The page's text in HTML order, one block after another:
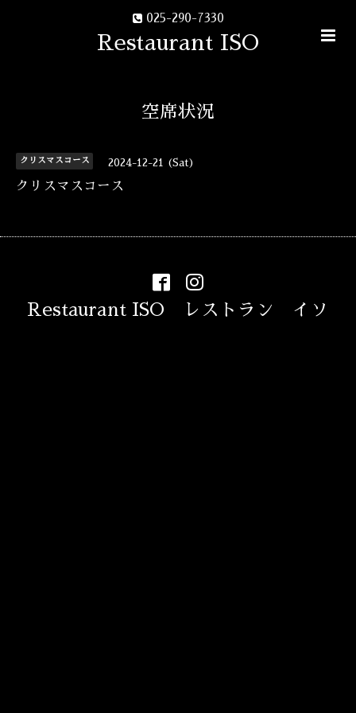
025-290-7330
Restaurant ISO
空席状況
クリスマスコース 2024-12-21 (Sat)
クリスマスコース
Restaurant ISO レストラン イソ